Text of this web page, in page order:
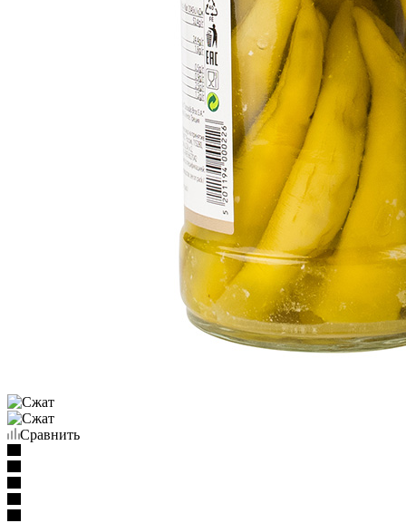
Сравнить